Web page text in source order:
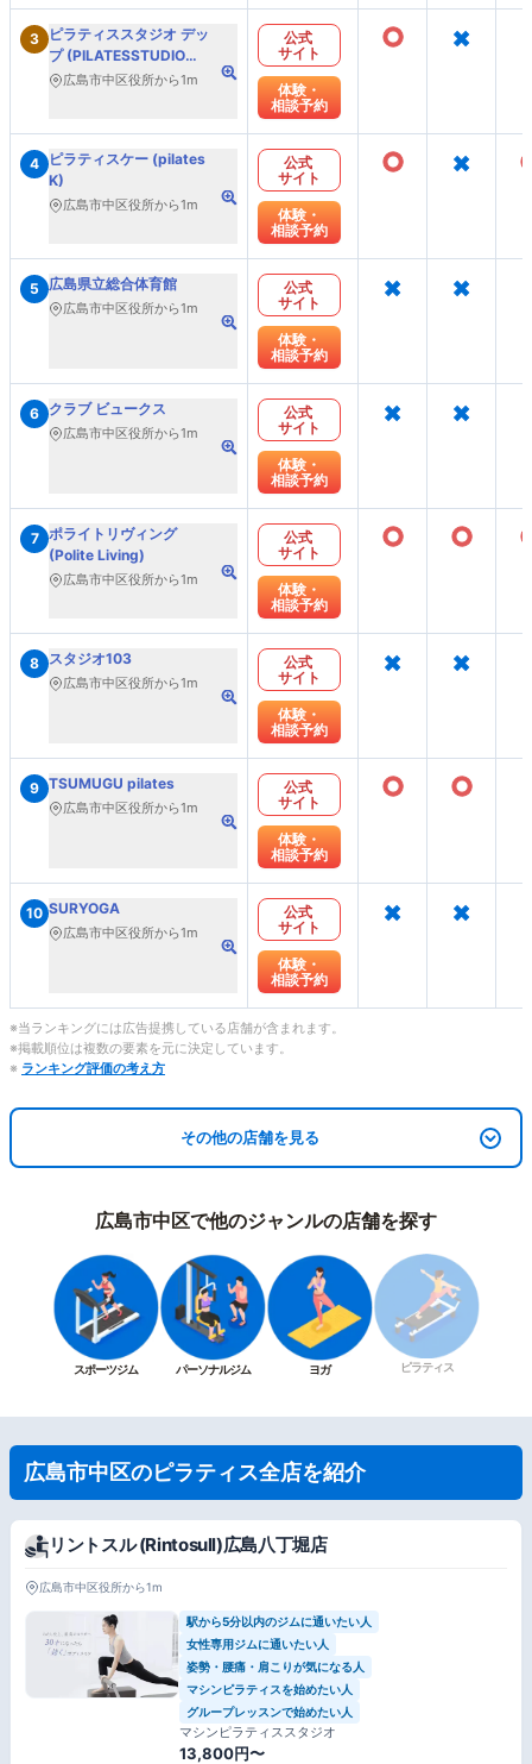
3
ピラティススタジオ デッ
プ (PILATESSTUDIO
DEP)広島市中区役所から1m
公式
サイト
体験・
相談予約
○ ×
4
ピラティスケー (pilates
K)
広島市中区役所から1m
公式
サイト
体験・
相談予約
○ ×
5 広島県立総合体育館
広島市中区役所から1m
公式
サイト
体験・
相談予約
× ×
6 クラブ ビュークス
広島市中区役所から1m
公式
サイト
体験・
相談予約
× ×
7 ポライトリヴィング
(Polite Living)
広島市中区役所から1m
公式
サイト
体験・
相談予約
○ ○
8 スタジオ103
広島市中区役所から1m
公式
サイト
体験・
相談予約
× ×
9 TSUMUGU pilates
広島市中区役所から1m
公式
サイト
体験・
相談予約
○ ○
10 SURYOGA
広島市中区役所から1m
公式
サイト
体験・
相談予約
× ×
※当ランキングには広告提携している店舗が含まれます。
※掲載順位は複数の要素を元に決定しています。
※ ランキング評価の考え方
その他の店舗を見る
広島市中区で他のジャンルの店舗を探す
スポーツジム パーソナルジム ヨガ ピラティス
広島市中区のピラティス全店を紹介
リントスル (Rintosull)広島八丁堀店
広島市中区役所から1m
駅から5分以内のジムに通いたい人
女性専用ジムに通いたい人
姿勢・腰痛・肩こりが気になる人
マシンピラティスを始めたい人
グループレッスンで始めたい人
マシンピラティススタジオ
13,800円〜